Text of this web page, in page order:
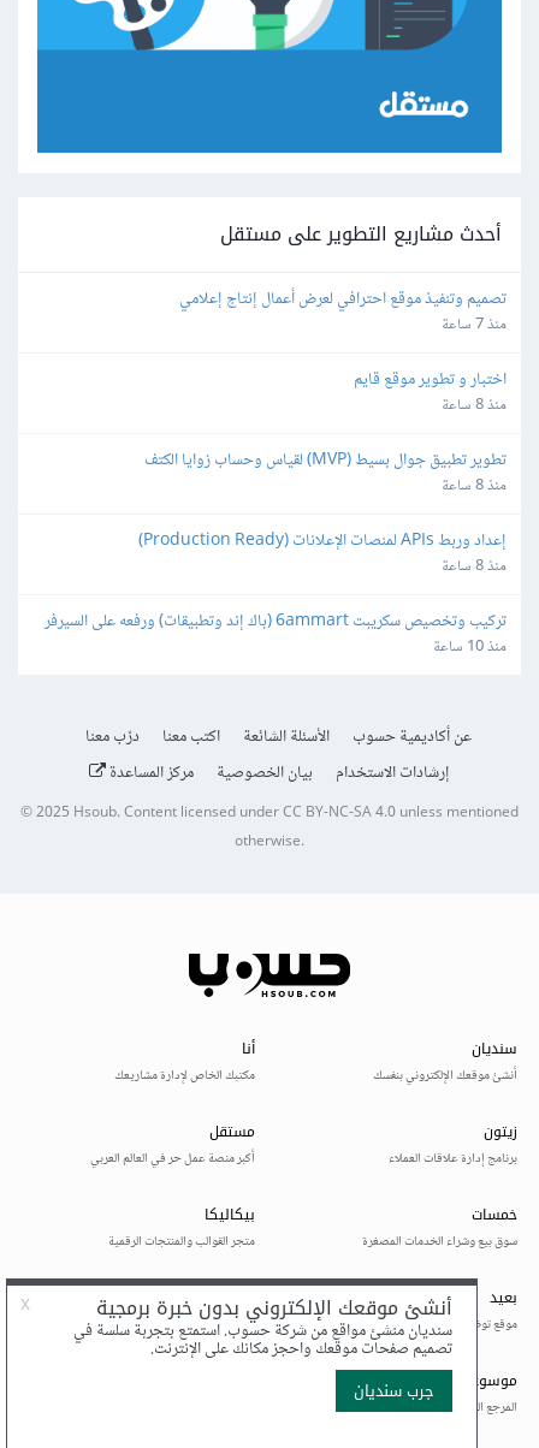
أحدث مشاريع التطوير على مستقل
تصميم وتنفيذ موقع احترافي لعرض أعمال إنتاج إعلامي
منذ 7 ساعة
اختبار و تطوير موقع قايم
منذ 8 ساعة
تطوير تطبيق جوال بسيط (MVP) لقياس وحساب زوايا الكتف
منذ 8 ساعة
إعداد وربط APIs لمنصات الإعلانات (Production Ready)
منذ 8 ساعة
تركيب وتخصيص سكريبت 6ammart (باك إند وتطبيقات) ورفعه على السيرفر
والمتجر
منذ 10 ساعة
عن أكاديمية حسوب الأسئلة الشائعة اكتب معنا
درّب معنا
إرشادات الاستخدام
بيان الخصوصية مركز المساعدة
© 2025 Hsoub.Content licensed underCC BY-NC-SA 4.0unless mentioned
otherwise.